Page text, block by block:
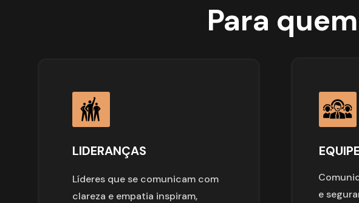
Para
LIDERANÇAS
e
Líderes que se comunicam com
clareza e empatia inspiram,